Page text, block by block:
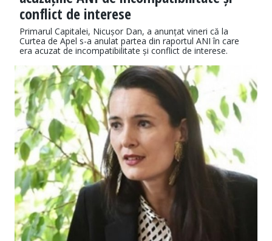
conflict de interese
Primarul Capitalei, Nicușor Dan, a anunțat vineri că la
Curtea de Apel s-a anulat partea din raportul ANI în care
era acuzat de incompatibilitate și conflict de interese.